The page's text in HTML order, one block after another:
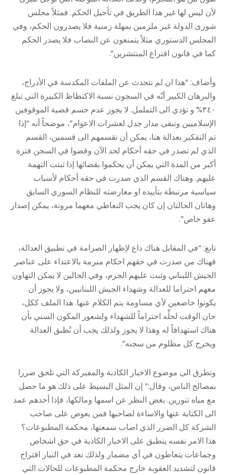
لأن ليس لها غير هذا الطريق في تأجيل الحكم. فمثلاً مجلس
شورى الدولة غير ملزمين بمهلة زمنية فلا يصدرون الحكم، وفي
المجلس الدستوري مثلاً يتمنعون عن النصاب فلا يصدر الحكم
كما في قانون اقتراع المنتشرين”.
وأضاف: “هذا ان لم نتحدث عن الملفات المكدسة في الأدراج،
والبرهان الكبير أنّه في السجون نسبة الاكتظاظ الكبيرة التي تبلغ
٣٤٠% و تؤدي الى التململ. لا يجوز عدم حسم قضية الموقوفين
الإسلاميين وتبقى مدار جدل لعشرات الاعوام”، موضحاً أنه “إذا
تم التفكير بعدالة هنا، يمكن أن نقسمهم الى قسمين، القسم
الذي لم تصدر في حقه أحكام لحد الآن وقضوا في السجن فترة
أكبر من المدة التي يمكن أن يحكموا بقضائها إذا ثبتت التهمة
عليهم. وهناك القسم الذي صدرت في حقه أحكام لأسباب
سياسية مرتبطة بتأييده او معارضته للنظام السوري السابق
وهاتان الحالتان إن كان يجب التعاطي معهما مرونة، يمكن إصدار
عفو خاص”.
تابع: “في المقابل هناك داع لإظهار الصرامة في تطبيق العدالة،
فهناك من صدرت في حقهم احكام مبرمة بالاعتداء على عناصر
الجيش اللبناني وثبت عليهم الجرم، وفي الحالين لا يمكن التهاون
معهم احتراما للعدالة وشهداء الجيش اللبنانيين، ولا يجوز أن
يكونوا خاضعين لأي مساومة يتم الكلام عنها. هذا الملف ككل،
حان الوقت لحلِّه احتراماً للشهداء ولشعور المكون السني بأن
هناك استهدافاً له وهذا لا يجوز ولذلك يجب أن تُطبق العدالة
ويخرج كل مظلوم من سجنه”.
وتطرق الى موضوع الاخبار الكاذبة والمفبركة التي تلحق ضررا
بمصالح الناس، وقال:” إن المثل البسيط على ذلك هو ما حصل
مع مياه تنورين. بغض النظر عن اسمها ومالكها، فإذا أحدهم عمد
الى الكتابة عنها والاساءة لصاحبها فمن يعوض على صاحب
الشركة كل الضرر الذي اصاب سمعتها، محكمة المطبوعات؟
هذا الامر نفسه ينطبق على الاخبار الكاذبة في حق اشخاص
وجماعات يتعاطون في أي مضمار ولذلك نعد في التيار اقتراح
قانون لتشديد العقوبة خارج محكمة المطبوعات للحالات التي